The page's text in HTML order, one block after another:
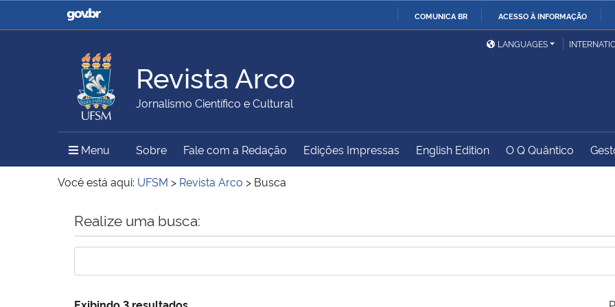
COMUNICA BR ACESSO À INFORMAÇÃO
Casa Civil
Ministério da Justiça e
Ministério da Defesa
Ministério das Relações
Exteriores
Ministério da Agricultura,
Pecuária e Abastecimento
Ministério da Educação
Ministério do Meio Ambiente Ministério do Turismo
Ministério do
Controladoria-Geral da
LANGUAGES
Revista Arco
Jornalismo Científico e Cultural
Menu Menu Principal do Sítio
Sobre Fale com a Redação Edições Impressas English Edition O Q Quântico
Você está aqui: UFSM > Revista Arco > Busca
Início do conteúdo
Realize uma busca:
Exibindo 3 resultados